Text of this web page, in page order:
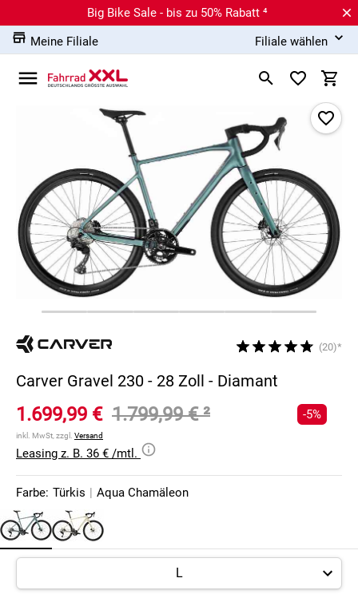
Big Bike Sale - bis zu 50% Rabatt ⁴
Meine Filiale
Filiale wählen
(20)*
Carver Gravel 230 - 28 Zoll - Diamant
1.699,99 € 1.799,99 €²
inkl. MwSt, zzgl. Versand
-5%
Leasing z. B. 36 € /mtl.
Farbe: Türkis | Aqua Chamäleon